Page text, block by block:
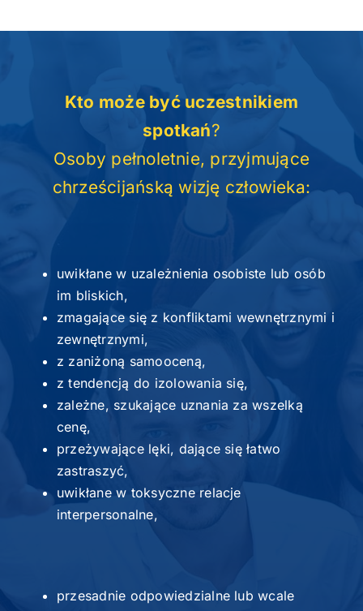
Kto może być uczestnikiem
spotkań?
Osoby pełnoletnie, przyjmujące
chrześcijańską wizję człowieka:
uwikłane w uzależnienia osobiste lub osób
im bliskich,
zmagające się z konfliktami wewnętrznymi i
zewnętrznymi,
z zaniżoną samooceną,
z tendencją do izolowania się,
zależne, szukające uznania za wszelką
cenę,
przeżywające lęki, dające się łatwo
zastraszyć,
uwikłane w toksyczne relacje
interpersonalne,
przesadnie odpowiedzialne lub wcale